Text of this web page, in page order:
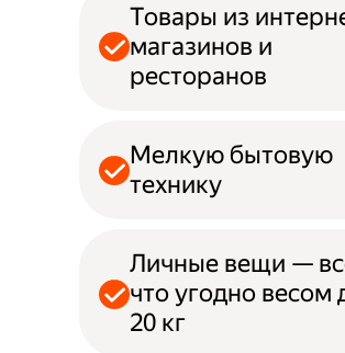
Товары из
магазинов и
ресторанов
Мелкую бытовую
технику
Личные вещи —
что угодно весом
20 кг